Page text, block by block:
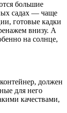
большие
садах — чаще
готовые кадки
внизу. А
на солнце,
должен
для него
качествами,